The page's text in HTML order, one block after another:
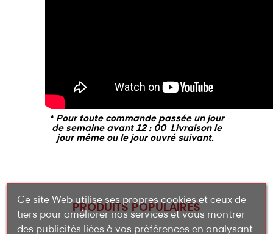
* Pour toute commande passée un jour
de semaine avant 12 : 00 Livraison le
jour même ou le jour ouvré suivant.
PRODUITS POPULAIRES
Ce site Web utilise ses propres cookies et ceux de
tiers pour améliorer nos services et vous montrer
des publicités liées à vos préférences en analysant